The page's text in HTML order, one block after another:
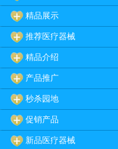
精品展示
推荐医疗器械
精品介绍
产品推广
秒杀园地
促销产品
新品医疗器械